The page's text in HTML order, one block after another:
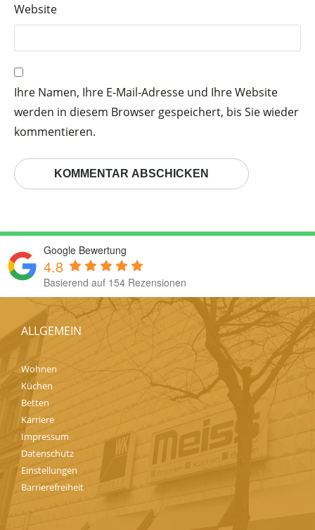
Website
Ihre Namen, Ihre E-Mail-Adresse und Ihre Website
werden in diesem Browser gespeichert, bis Sie wieder
kommentieren.
Google Bewertung
4.8
Basierend auf 154 Rezensionen
ALLGEMEIN
Wohnen
Küchen
Betten
Karriere
Impressum
Datenschutz
Einstellungen
Barrierefreiheit